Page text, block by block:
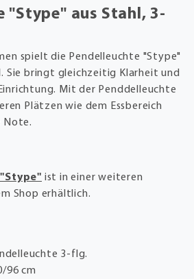
"Stype" aus Stahl, 3-
spielt die Pendelleuchte "Stype"
Sie bringt gleichzeitig Klarheit und
Mit der Penddelleuchte
Plätzen wie dem Essbereich
Note.
ist in einer weiteren
Shop erhältlich.
3-flg.
96 cm